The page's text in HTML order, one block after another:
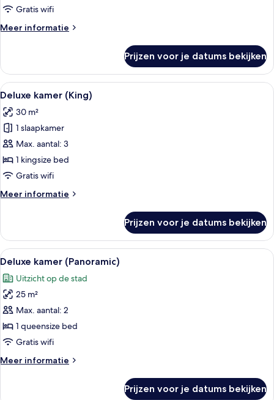
Gratis wifi
Meer informatie
Meer
(Maritime)
Prijzen voor je datums bekijken
Alle
foto's
voor
Deluxe
kamer
(King)
laden
Een hotelkamer met een groot bed,
6
Deluxe kamer (King)
30 m²
1 slaapkamer
Max. aantal: 3
1 kingsize bed
Gratis wifi
Meer informatie
Meer
kamer
(King)
Prijzen voor je datums bekijken
Alle
foto's
voor
Deluxe
kamer
(Panoramic)
laden
Een hotelkamer met een groot bed,
7
Deluxe kamer (Panoramic)
Uitzicht op de stad
25 m²
Max. aantal: 2
1 queensize bed
Gratis wifi
Meer informatie
Meer
Prijzen voor je datums bekijken